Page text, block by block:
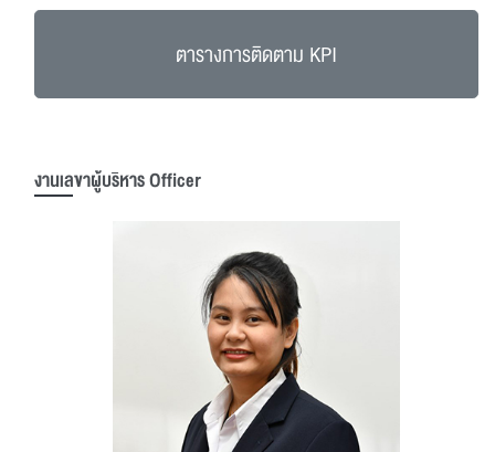
ตารางการติดตาม KPI
งานเลขาผู้บริหาร Officer